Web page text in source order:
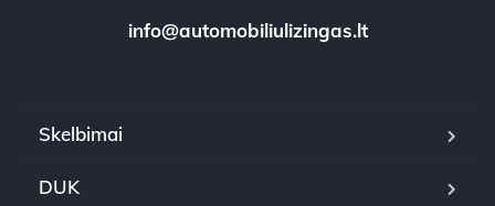
info@automobiliulizingas.lt
Skelbimai
DUK